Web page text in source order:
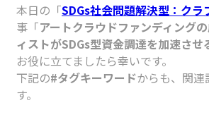
本日の「SDGs社会問題解決型：クラ
事「アートクラウドファンディング
ィストがSDGs型資金調達を加速させ
お役に立てましたら幸いです。
下記の#タグキーワードからも、関連
す。